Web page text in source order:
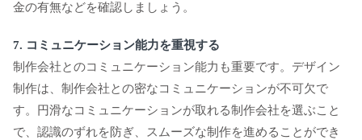
金の有無などを確認しましょう。
7. コミュニケーション能力を重視する
制作会社とのコミュニケーション能力も重要です。デザイン
制作は、制作会社との密なコミュニケーションが不可欠で
す。円滑なコミュニケーションが取れる制作会社を選ぶこと
で、認識のずれを防ぎ、スムーズな制作を進めることができ